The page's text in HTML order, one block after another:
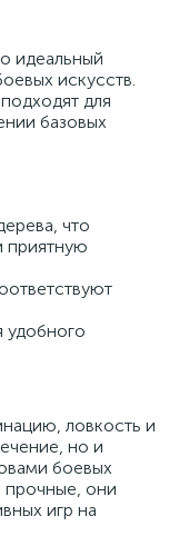
идеальный
искусств.
для
базовых
что
приятную
удобного
ловкость и
но и
боевых
прочные, они
игр на